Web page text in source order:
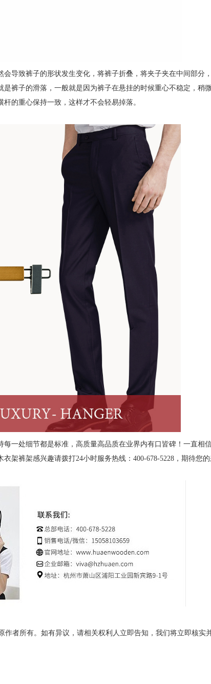
会导致裤子的形状发生变化，将裤子折叠，将夹子夹在中间部分
裤子的滑落，一般就是因为裤子在悬挂的时候重心不稳定，稍
的重心保持一致，这样才不会轻易掉落。
一处细节都是标准，高质量高品质在业界内有口皆碑！一直相信
架裤架感兴趣请拨打24小时服务热线：400-678-5228，期待您的
者所有。如有异议，请相关权利人立即告知，我们将立即核实并